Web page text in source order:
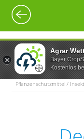
Agrar
Bayer
Kostenlos
Pflanzenschutzmittel /